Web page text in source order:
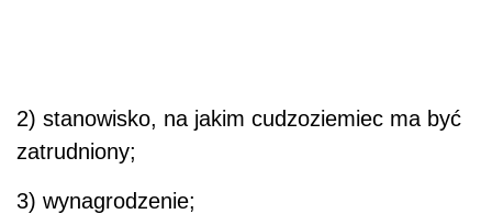
2) stanowisko, na jakim cudzoziemiec ma być
zatrudniony;
3) wynagrodzenie;